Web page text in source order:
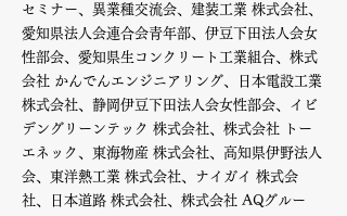
セミナー、異業種交流会、建装工業 株式会社、
愛知県法人会連合会青年部、伊豆下田法人会女
性部会、愛知県生コンクリート工業組合、株式
会社 かんでんエンジニアリング、日本電設工業
株式会社、静岡伊豆下田法人会女性部会、イビ
デングリーンテック 株式会社、株式会社 トー
エネック、東海物産 株式会社、高知県伊野法人
会、東洋熱工業 株式会社、ナイガイ 株式会
社、日本道路 株式会社、株式会社 AQグルー